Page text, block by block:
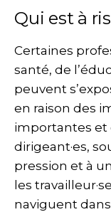
Qui est à
Certaines
santé, de
peuvent
en raison des
importantes et
dirigeant·es,
pression et à
les
naviguent